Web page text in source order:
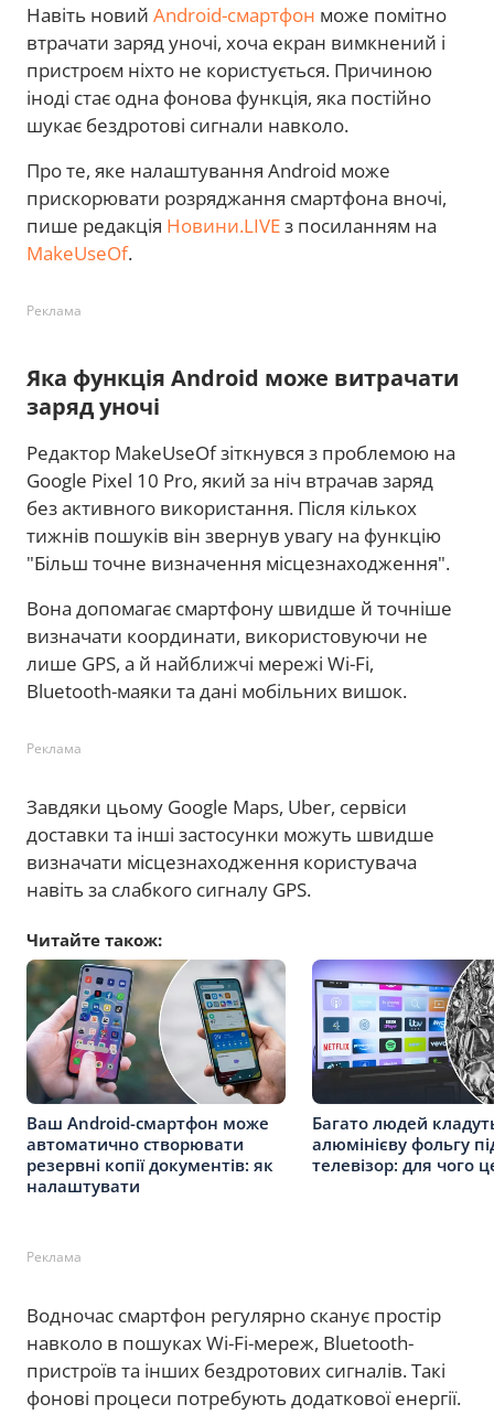
Навіть новий Android-смартфон може помітно
втрачати заряд уночі, хоча екран вимкнений і
пристроєм ніхто не користується. Причиною
іноді стає одна фонова функція, яка постійно
шукає бездротові сигнали навколо.
Про те, яке налаштування Android може
прискорювати розряджання смартфона вночі,
пише редакція Новини.LIVEз посиланням на
MakeUseOf.
Реклама
Яка функція Android може витрачати
заряд уночі
Редактор MakeUseOf зіткнувся з проблемою на
Google Pixel 10 Pro, який за ніч втрачав заряд
без активного використання. Після кількох
тижнів пошуків він звернув увагу на функцію
"Більш точне визначення місцезнаходження".
Вона допомагає смартфону швидше й точніше
визначати координати, використовуючи не
лише GPS, а й найближчі мережі Wi-Fi,
Bluetooth-маяки та дані мобільних вишок.
Реклама
Завдяки цьому Google Maps, Uber, сервіси
доставки та інші застосунки можуть швидше
визначати місцезнаходження користувача
навіть за слабкого сигналу GPS.
Читайте також:
Ваш Android-смартфон може
автоматично створювати
резервні копії документів: як
налаштувати
Багато людей
алюмінієву фольгу
телевізор: для чого
Реклама
Водночас смартфон регулярно сканує простір
навколо в пошуках Wi-Fi-мереж, Bluetooth-
пристроїв та інших бездротових сигналів. Такі
фонові процеси потребують додаткової енергії.